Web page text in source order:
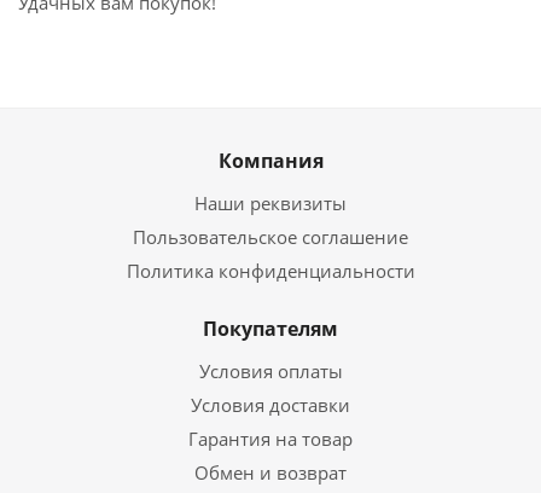
Компания
Наши реквизиты
Пользовательское соглашение
Политика конфиденциальности
Покупателям
Условия оплаты
Условия доставки
Гарантия на товар
Обмен и возврат